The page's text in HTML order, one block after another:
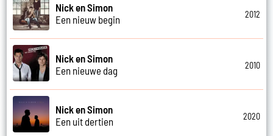
Nick en Simon
Een nieuw begin
2012
Nick en Simon
Een nieuwe dag
2010
Nick en Simon
Een uit dertien
2020